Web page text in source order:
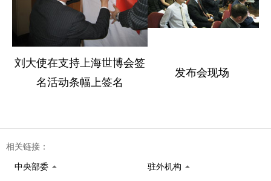
刘大使在支持上海世博会签
名活动条幅上签名
发布会现场
相关链接：
中央部委 驻外机构